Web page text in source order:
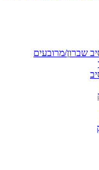
שברון/מרובעים